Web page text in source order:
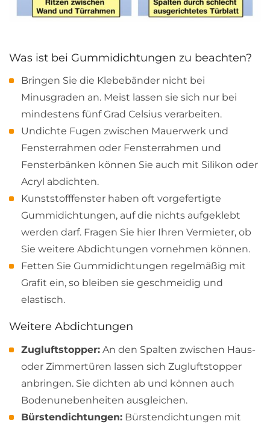
Was ist bei Gummidichtungen zu beachten?
Bringen Sie die Klebebänder nicht bei
Minusgraden an. Meist lassen sie sich nur bei
mindestens fünf Grad Celsius verarbeiten.
Undichte Fugen zwischen Mauerwerk und
Fensterrahmen oder Fensterrahmen und
Fensterbänken können Sie auch mit Silikon oder
Acryl abdichten.
Kunststofffenster haben oft vorgefertigte
Gummidichtungen, auf die nichts aufgeklebt
werden darf. Fragen Sie hier Ihren Vermieter, ob
Sie weitere Abdichtungen vornehmen können.
Fetten Sie Gummidichtungen regelmäßig mit
Grafit ein, so bleiben sie geschmeidig und
elastisch.
Weitere Abdichtungen
Zugluftstopper: An den Spalten zwischen Haus-
oder Zimmertüren lassen sich Zugluftstopper
anbringen. Sie dichten ab und können auch
Bodenunebenheiten ausgleichen.
Bürstendichtungen: Bürstendichtungen mit